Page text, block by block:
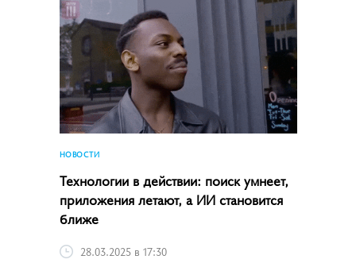
НОВОСТИ
Технологии в действии: поиск умнеет,
приложения летают, а ИИ становится
ближе
28.03.2025 в 17:30